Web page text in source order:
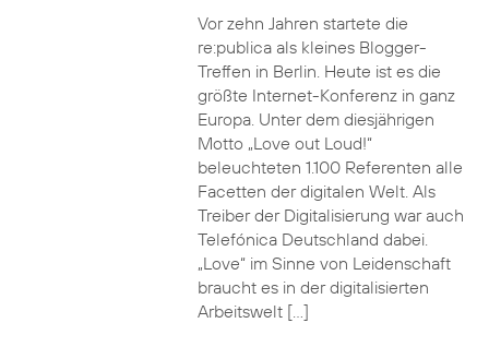
Vor zehn Jahren startete die
re:publica als kleines Blogger-
Treffen in Berlin. Heute ist es die
größte Internet-Konferenz in ganz
Europa. Unter dem diesjährigen
Motto „Love out Loud!“
beleuchteten 1.100 Referenten alle
Facetten der digitalen Welt. Als
Treiber der Digitalisierung war auch
Telefónica Deutschland dabei.
„Love“ im Sinne von Leidenschaft
braucht es in der digitalisierten
Arbeitswelt […]